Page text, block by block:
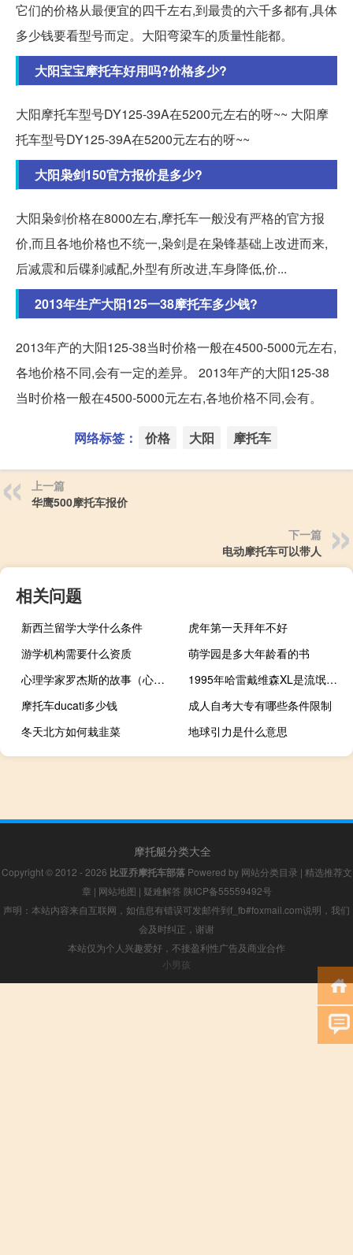
它们的价格从最便宜的四千左右,到最贵的六千多都有,具体
多少钱要看型号而定。大阳弯梁车的质量性能都。
大阳宝宝摩托车好用吗?价格多少?
大阳摩托车型号DY125-39A在5200元左右的呀~~ 大阳摩
托车型号DY125-39A在5200元左右的呀~~
大阳枭剑150官方报价是多少?
大阳枭剑价格在8000左右,摩托车一般没有严格的官方报
价,而且各地价格也不统一,枭剑是在枭锋基础上改进而来,
后减震和后碟刹减配,外型有所改进,车身降低,价...
2013年生产大阳125一38摩托车多少钱?
2013年产的大阳125-38当时价格一般在4500-5000元左右,
各地价格不同,会有一定的差异。 2013年产的大阳125-38
当时价格一般在4500-5000元左右,各地价格不同,会有。
网络标签： 价格 大阳 摩托车
上一篇
华鹰500摩托车报价
下一篇
电动摩托车可以带人
相关问题
新西兰留学大学什么条件
虎年第一天拜年不好
游学机构需要什么资质
萌学园是多大年龄看的书
心理学家罗杰斯的故事（心理学家罗杰斯）
1995年哈雷戴维森XL是流氓级赛车手
摩托车ducati多少钱
成人自考大专有哪些条件限制
冬天北方如何栽韭菜
地球引力是什么意思
摩托艇分类大全
Copyright © 2012 - 2026 比亚乔摩托车部落Powered by 网站分类目录 | 精选推荐文
章 | 网站地图 | 疑难解答 陕ICP备55559492号
声明：本站内容来自互联网，如信息有错误可发邮件到f_fb#foxmail.com说明，我们
会及时纠正，谢谢
本站仅为个人兴趣爱好，不接盈利性广告及商业合作
小男孩